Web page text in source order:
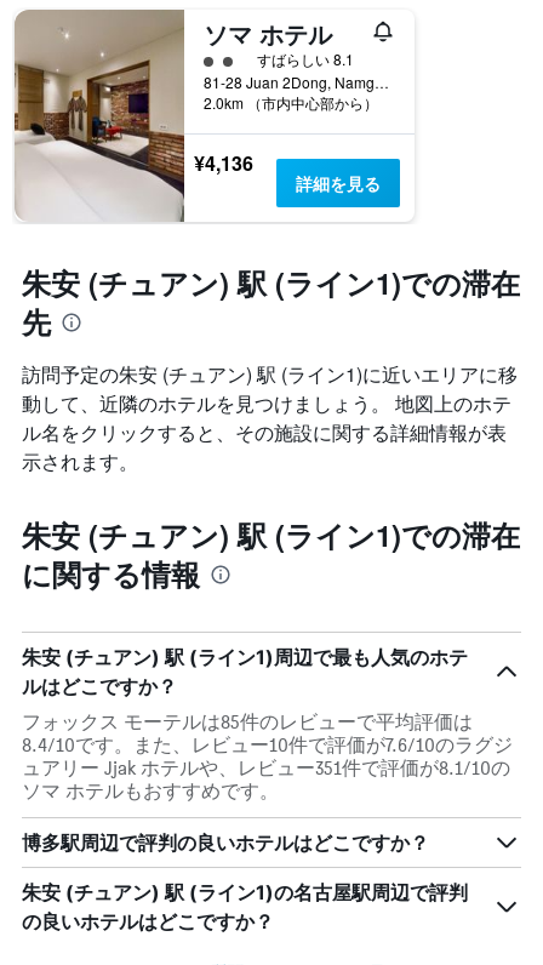
ソマ ホテル
2​クラス評価すばらしい 8.1
81-28 Juan 2Dong, Namgu, インチョン, 韓国
2.0km （市内中心部から）
¥4,136
詳細を見る
朱安 (チュアン) 駅 (ライン1)での滞在
先
訪問予定の朱安 (チュアン) 駅 (ライン1)に近いエリアに移
動して、近隣のホテルを見つけましょう。 地図上のホテ
ル名をクリックすると、その施設に関する詳細情報が表
示されます。
朱安 (チュアン) 駅 (ライン1)での滞在
に関する情報
朱安 (チュアン) 駅 (ライン1)周辺で最も人気のホテ
ルはどこですか？
フォックス モーテルは85件のレビューで平均評価は
8.4/10です。また、レビュー10件で評価が7.6/10のラグジ
ュアリー Jjak ホテルや、レビュー351件で評価が8.1/10の
ソマ ホテルもおすすめです。
博多駅周辺で評判の良いホテルはどこですか？
朱安 (チュアン) 駅 (ライン1)の名古屋駅周辺で評判
の良いホテルはどこですか？